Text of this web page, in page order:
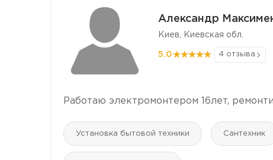
Александр
Киев, Киевская обл.
5.0 4 отзыва
Работаю электромонтером 16лет,
Установка бытовой техники Сантехник